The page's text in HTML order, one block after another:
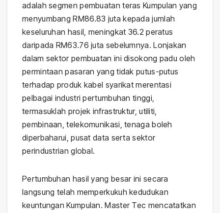
adalah segmen pembuatan teras Kumpulan yang
menyumbang RM86.83 juta kepada jumlah
keseluruhan hasil, meningkat 36.2 peratus
daripada RM63.76 juta sebelumnya. Lonjakan
dalam sektor pembuatan ini disokong padu oleh
permintaan pasaran yang tidak putus-putus
terhadap produk kabel syarikat merentasi
pelbagai industri pertumbuhan tinggi,
termasuklah projek infrastruktur, utiliti,
pembinaan, telekomunikasi, tenaga boleh
diperbaharui, pusat data serta sektor
perindustrian global.
Pertumbuhan hasil yang besar ini secara
langsung telah memperkukuh kedudukan
keuntungan Kumpulan. Master Tec mencatatkan